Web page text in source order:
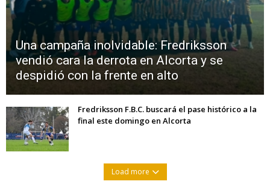
Una campaña inolvidable: Fredriksson
vendió cara la derrota en Alcorta y se
despidió con la frente en alto
Fredriksson F.B.C. buscará el pase histórico a la
final este domingo en Alcorta
Load more